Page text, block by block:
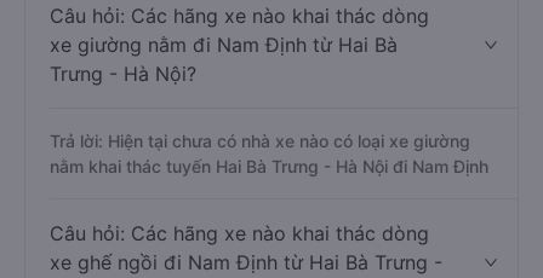
Câu hỏi: Các hãng xe nào khai thác dòng
xe giường nằm đi Nam Định từ Hai Bà
Trưng - Hà Nội?
Trả lời: Hiện tại chưa có nhà xe nào có loại xe giường
nằm khai thác tuyến Hai Bà Trưng - Hà Nội đi Nam Định
Câu hỏi: Các hãng xe nào khai thác dòng
xe ghế ngồi đi Nam Định từ Hai Bà Trưng -